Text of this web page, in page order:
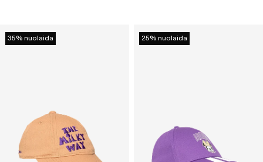
35% nuolaida 25% nuolaida